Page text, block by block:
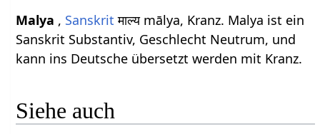
Malya , Sanskrit माल्य mālya, Kranz. Malya ist ein
Sanskrit Substantiv, Geschlecht Neutrum, und
kann ins Deutsche übersetzt werden mit Kranz.
Siehe auch